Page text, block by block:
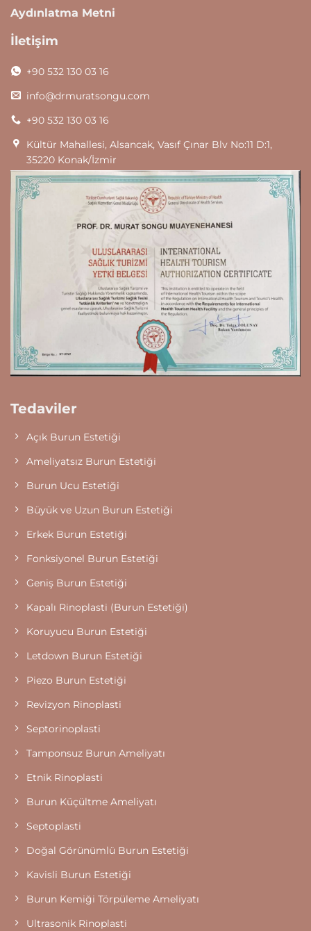
Aydınlatma Metni
İletişim
+90 532 130 03 16
info@drmuratsongu.com
+90 532 130 03 16
Kültür Mahallesi, Alsancak, Vasıf Çınar Blv No:11 D:1,
35220 Konak/İzmir
Tedaviler
Açık Burun Estetiği
Ameliyatsız Burun Estetiği
Burun Ucu Estetiği
Büyük ve Uzun Burun Estetiği
Erkek Burun Estetiği
Fonksiyonel Burun Estetiği
Geniş Burun Estetiği
Kapalı Rinoplasti (Burun Estetiği)
Koruyucu Burun Estetiği
Letdown Burun Estetiği
Piezo Burun Estetiği
Revizyon Rinoplasti
Septorinoplasti
Tamponsuz Burun Ameliyatı
Etnik Rinoplasti
Burun Küçültme Ameliyatı
Septoplasti
Doğal Görünümlü Burun Estetiği
Kavisli Burun Estetiği
Burun Kemiği Törpüleme Ameliyatı
Ultrasonik Rinoplasti